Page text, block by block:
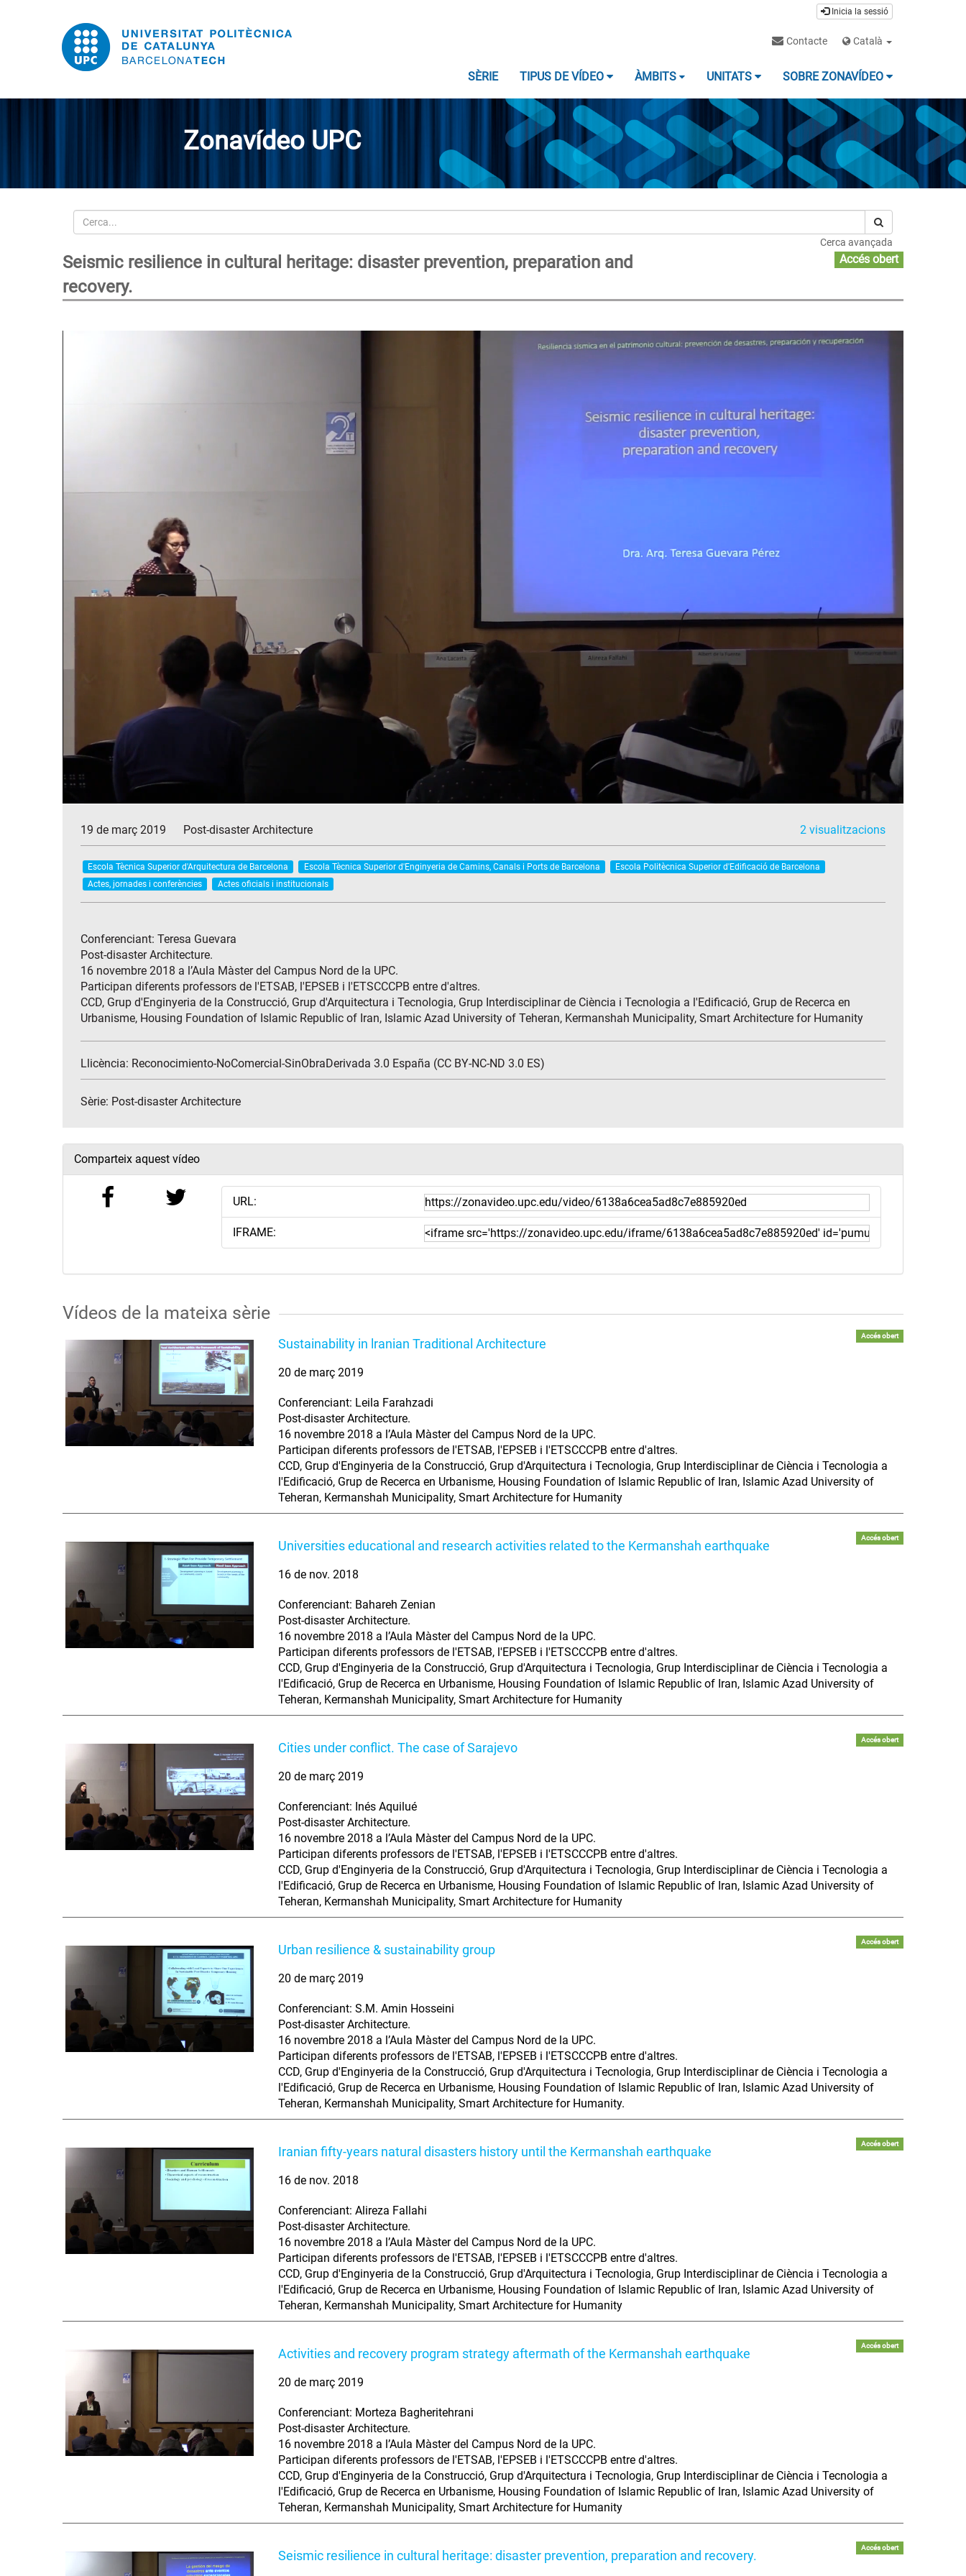
Inicia la sessió
Contacte Català
SÈRIE TIPUS DE VÍDEO ÀMBITS UNITATS SOBRE ZONAVÍDEO
Zonavídeo UPC
Cerca
Cerca avançada
Seismic resilience in cultural heritage: disaster prevention, preparation and
recovery.
Accés obert
19 de març 2019 Post-disaster Architecture 2 visualitzacions
Escola Tècnica Superior d'Arquitectura de Barcelona Escola Tècnica Superior d'Enginyeria de Camins, Canals i Ports de Barcelona
Escola Politècnica Superior d'Edificació de Barcelona
Actes, jornades i conferències
Actes oficials i institucionals
Conferenciant: Teresa Guevara
Post-disaster Architecture.
16 novembre 2018 a l’Aula Màster del Campus Nord de la UPC.
Participan diferents professors de l'ETSAB, l'EPSEB i l'ETSCCCPB entre d'altres.
CCD, Grup d'Enginyeria de la Construcció, Grup d'Arquitectura i Tecnologia, Grup Interdisciplinar de Ciència i Tecnologia a l'Edificació, Grup de Recerca en
Urbanisme, Housing Foundation of Islamic Republic of Iran, Islamic Azad University of Teheran, Kermanshah Municipality, Smart Architecture for Humanity
Llicència: Reconocimiento-NoComercial-SinObraDerivada 3.0 España (CC BY-NC-ND 3.0 ES)
Sèrie: Post-disaster Architecture
Comparteix aquest vídeo
URL:
IFRAME:
Vídeos de la mateixa sèrie
Sustainability in lranian Traditional Architecture
Accés obert
20 de març 2019
Conferenciant: Leila Farahzadi
Post-disaster Architecture.
16 novembre 2018 a l’Aula Màster del Campus Nord de la UPC.
Participan diferents professors de l'ETSAB, l'EPSEB i l'ETSCCCPB entre d'altres.
CCD, Grup d'Enginyeria de la Construcció, Grup d'Arquitectura i Tecnologia, Grup Interdisciplinar de Ciència i Tecnologia a
l'Edificació, Grup de Recerca en Urbanisme, Housing Foundation of Islamic Republic of Iran, Islamic Azad University of
Teheran, Kermanshah Municipality, Smart Architecture for Humanity
Universities educational and research activities related to the Kermanshah earthquake
Accés obert
16 de nov. 2018
Conferenciant: Bahareh Zenian
Post-disaster Architecture.
16 novembre 2018 a l’Aula Màster del Campus Nord de la UPC.
Participan diferents professors de l'ETSAB, l'EPSEB i l'ETSCCCPB entre d'altres.
CCD, Grup d'Enginyeria de la Construcció, Grup d'Arquitectura i Tecnologia, Grup Interdisciplinar de Ciència i Tecnologia a
l'Edificació, Grup de Recerca en Urbanisme, Housing Foundation of Islamic Republic of Iran, Islamic Azad University of
Teheran, Kermanshah Municipality, Smart Architecture for Humanity
Cities under conflict. The case of Sarajevo
Accés obert
20 de març 2019
Conferenciant: Inés Aquilué
Post-disaster Architecture.
16 novembre 2018 a l’Aula Màster del Campus Nord de la UPC.
Participan diferents professors de l'ETSAB, l'EPSEB i l'ETSCCCPB entre d'altres.
CCD, Grup d'Enginyeria de la Construcció, Grup d'Arquitectura i Tecnologia, Grup Interdisciplinar de Ciència i Tecnologia a
l'Edificació, Grup de Recerca en Urbanisme, Housing Foundation of Islamic Republic of Iran, Islamic Azad University of
Teheran, Kermanshah Municipality, Smart Architecture for Humanity
Urban resilience & sustainability group
Accés obert
20 de març 2019
Conferenciant: S.M. Amin Hosseini
Post-disaster Architecture.
16 novembre 2018 a l’Aula Màster del Campus Nord de la UPC.
Participan diferents professors de l'ETSAB, l'EPSEB i l'ETSCCCPB entre d'altres.
CCD, Grup d'Enginyeria de la Construcció, Grup d'Arquitectura i Tecnologia, Grup Interdisciplinar de Ciència i Tecnologia a
l'Edificació, Grup de Recerca en Urbanisme, Housing Foundation of Islamic Republic of Iran, Islamic Azad University of
Teheran, Kermanshah Municipality, Smart Architecture for Humanity.
Iranian fifty-years natural disasters history until the Kermanshah earthquake
Accés obert
16 de nov. 2018
Conferenciant: Alireza Fallahi
Post-disaster Architecture.
16 novembre 2018 a l’Aula Màster del Campus Nord de la UPC.
Participan diferents professors de l'ETSAB, l'EPSEB i l'ETSCCCPB entre d'altres.
CCD, Grup d'Enginyeria de la Construcció, Grup d'Arquitectura i Tecnologia, Grup Interdisciplinar de Ciència i Tecnologia a
l'Edificació, Grup de Recerca en Urbanisme, Housing Foundation of Islamic Republic of Iran, Islamic Azad University of
Teheran, Kermanshah Municipality, Smart Architecture for Humanity
Activities and recovery program strategy aftermath of the Kermanshah earthquake
Accés obert
20 de març 2019
Conferenciant: Morteza Bagheritehrani
Post-disaster Architecture.
16 novembre 2018 a l’Aula Màster del Campus Nord de la UPC.
Participan diferents professors de l'ETSAB, l'EPSEB i l'ETSCCCPB entre d'altres.
CCD, Grup d'Enginyeria de la Construcció, Grup d'Arquitectura i Tecnologia, Grup Interdisciplinar de Ciència i Tecnologia a
l'Edificació, Grup de Recerca en Urbanisme, Housing Foundation of Islamic Republic of Iran, Islamic Azad University of
Teheran, Kermanshah Municipality, Smart Architecture for Humanity
Seismic resilience in cultural heritage: disaster prevention, preparation and recovery.
Accés obert